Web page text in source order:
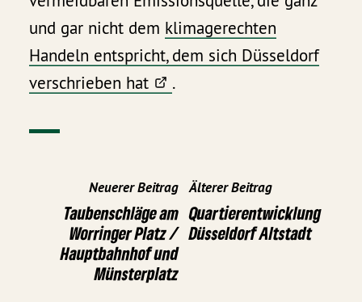
und gar nicht dem klimagerechten
Handeln entspricht, dem sich Düsseldorf
verschrieben hat
.
Neuerer Beitrag
Taubenschläge am
Worringer Platz /
Hauptbahnhof und
Münsterplatz
Älterer Beitrag
Quartierentwicklung
Düsseldorf Altstadt